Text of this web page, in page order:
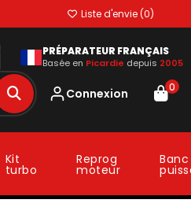
Liste d'envie (0)
PRÉPARATEUR FRANÇAIS
Basée en Picardie depuis 2005
Connexion 0
Kit
turbo
Reprog
moteur